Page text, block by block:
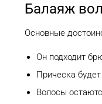
Балаяж
Основные
Он подходит
Прическа
Волосы